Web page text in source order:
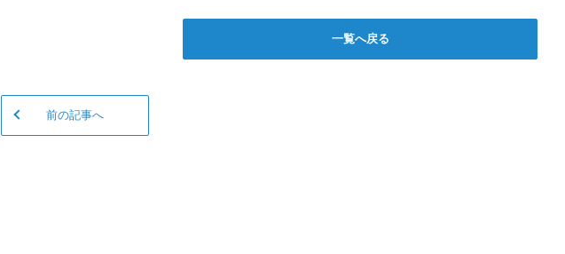
一覧へ戻る
前の記事へ